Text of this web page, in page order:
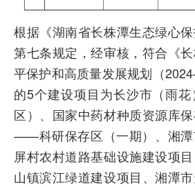
根据《湖南省长株潭生态绿心保
第七条规定，经审核，符合《
平保护和高质量发展规划（
的5个建设项目为长沙市（雨
区）、国家中药材种质资源库保
——科研保存区（一期）、湘潭
屏村农村道路基础设施建设项
山镇滨江绿道建设项目、湘潭